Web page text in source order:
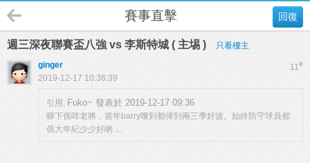
回復
賽事直擊
週三深夜聯賽盃八強 vs 李斯特城 ( 主埸 ) 只看樓主
11#
ginger
2019-12-17 10:36:39
引用: Fuko~ 發表於 2019-12-17 09:36
睇下係咩老將，當年barry嚟到都俾到兩三季好波。始終防守球員都
係大年紀少少好啲 ...